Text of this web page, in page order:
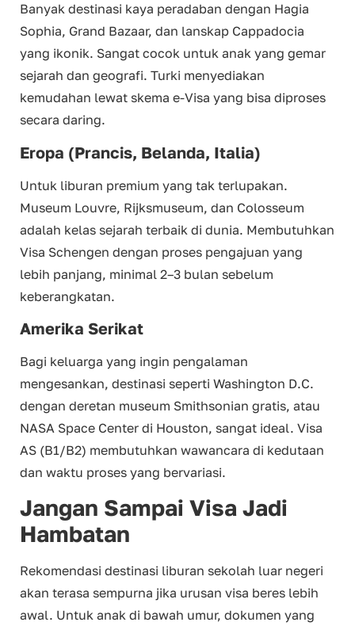
Banyak destinasi kaya peradaban dengan Hagia
Sophia, Grand Bazaar, dan lanskap Cappadocia
yang ikonik. Sangat cocok untuk anak yang gemar
sejarah dan geografi. Turki menyediakan
kemudahan lewat skema e-Visa yang bisa diproses
secara daring.
Eropa (Prancis, Belanda, Italia)
Untuk liburan premium yang tak terlupakan.
Museum Louvre, Rijksmuseum, dan Colosseum
adalah kelas sejarah terbaik di dunia. Membutuhkan
Visa Schengen dengan proses pengajuan yang
lebih panjang, minimal 2–3 bulan sebelum
keberangkatan.
Amerika Serikat
Bagi keluarga yang ingin pengalaman
mengesankan, destinasi seperti Washington D.C.
dengan deretan museum Smithsonian gratis, atau
NASA Space Center di Houston, sangat ideal. Visa
AS (B1/B2) membutuhkan wawancara di kedutaan
dan waktu proses yang bervariasi.
Jangan Sampai Visa Jadi
Hambatan
Rekomendasi destinasi liburan sekolah luar negeri
akan terasa sempurna jika urusan visa beres lebih
awal. Untuk anak di bawah umur, dokumen yang